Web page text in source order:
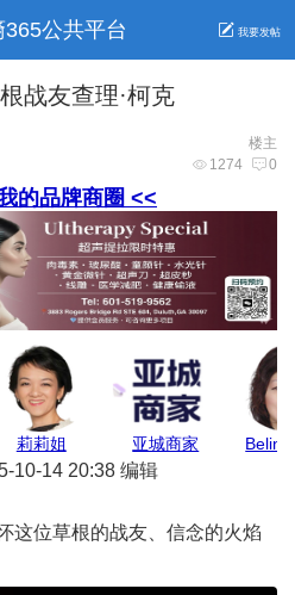
公共平台 我要发帖
战友查理·柯克
楼主
1274 0
的品牌商圈 <<
Max Pest Jenny保险
10-14 20:38 编辑
这位草根的战友、信念的火焰